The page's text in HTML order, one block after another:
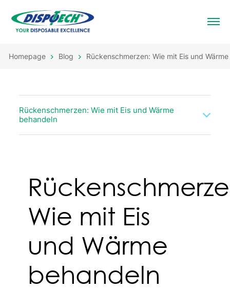
Homepage Blog Rückenschmerzen: Wie mit Eis und
Rückenschmerzen: Wie mit Eis und Wärme
behandeln
Wie mit Eis
und Wärme
behandeln